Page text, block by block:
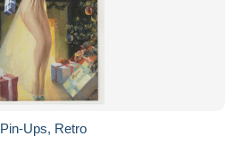
Pin-Ups, Retro